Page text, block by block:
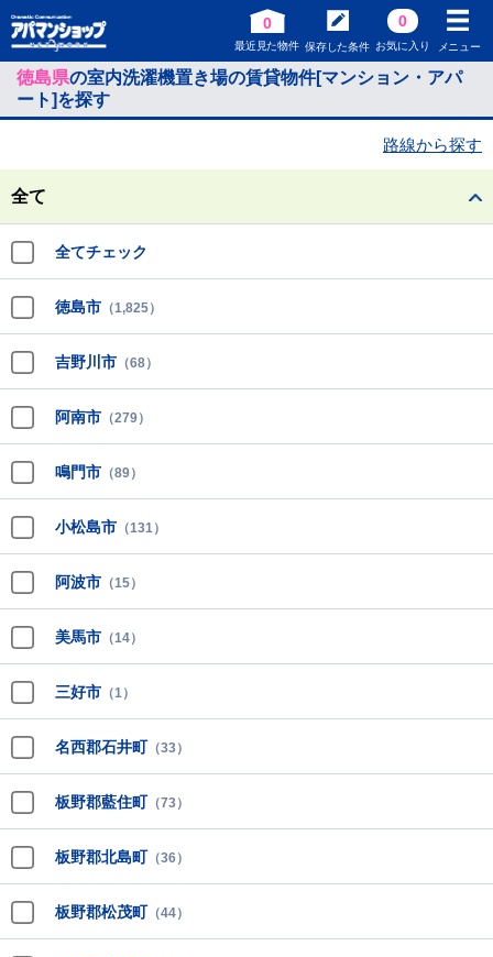
0
最近見た物件 保存した条件
0
お気に入り メニュー
徳島県の室内洗濯機置き場の賃貸物件[マンション・アパ
ート]を探す
路線から探す
全て
全てチェック
徳島市 （1,825）
吉野川市 （68）
阿南市 （279）
鳴門市 （89）
小松島市 （131）
阿波市 （15）
美馬市 （14）
三好市 （1）
名西郡石井町 （33）
板野郡藍住町 （73）
板野郡北島町 （36）
板野郡松茂町 （44）